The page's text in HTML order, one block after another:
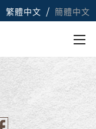
繁體中文 / 簡體中文